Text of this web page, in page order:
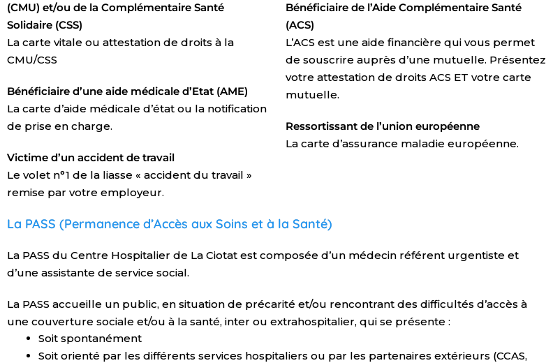
(CMU) et/ou de la Complémentaire Santé
Solidaire (CSS)
La carte vitale ou attestation de droits à la
CMU/CSS
Bénéficiaire d’une aide médicale d’Etat (AME)
La carte d’aide médicale d’état ou la notification
de prise en charge.
Victime d’un accident de travail
Le volet n°1 de la liasse « accident du travail »
remise par votre employeur.
Bénéficiaire de l’Aide Complémentaire Santé
(ACS)
L’ACS est une aide financière qui vous permet
de souscrire auprès d’une mutuelle. Présentez
votre attestation de droits ACS ET votre carte
mutuelle.
Ressortissant de l’union européenne
La carte d’assurance maladie européenne.
La PASS (Permanence d’Accès aux Soins et à la Santé)
La PASS du Centre Hospitalier de La Ciotat est composée d’un médecin référent urgentiste et
d’une assistante de service social.
La PASS accueille un public, en situation de précarité et/ou rencontrant des difficultés d’accès à
une couverture sociale et/ou à la santé, inter ou extrahospitalier, qui se présente :
Soit spontanément
Soit orienté par les différents services hospitaliers ou par les partenaires extérieurs (CCAS,